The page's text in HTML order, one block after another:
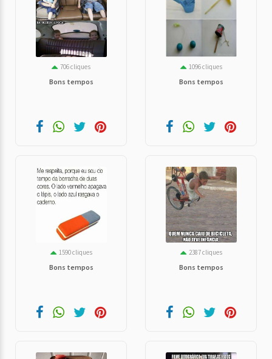
706 cliques
Bons tempos
1096 cliques
Bons tempos
1590 cliques
Bons tempos
2387 cliques
Bons tempos